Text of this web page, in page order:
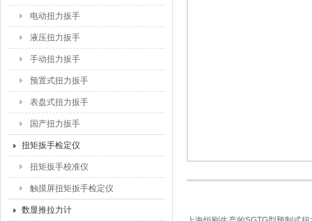
电动扭力扳手
液压扭力扳手
手动扭力扳手
预置式扭力扳手
表盘式扭力扳手
国产扭力扳手
扭矩扳手检定仪
扭矩扳手校准仪
触摸屏扭矩扳手检定仪
数显推拉力计